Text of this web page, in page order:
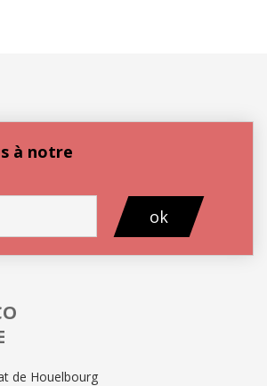
à notre
ok
de Houelbourg